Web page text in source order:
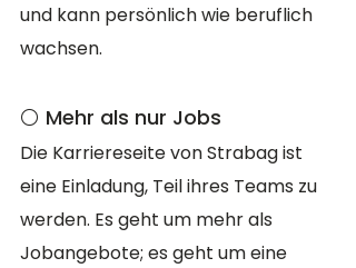
und kann persönlich wie beruflich
wachsen.
⚪️ Mehr als nur Jobs
Die Karriereseite von Strabag ist
eine Einladung, Teil ihres Teams zu
werden. Es geht um mehr als
Jobangebote; es geht um eine